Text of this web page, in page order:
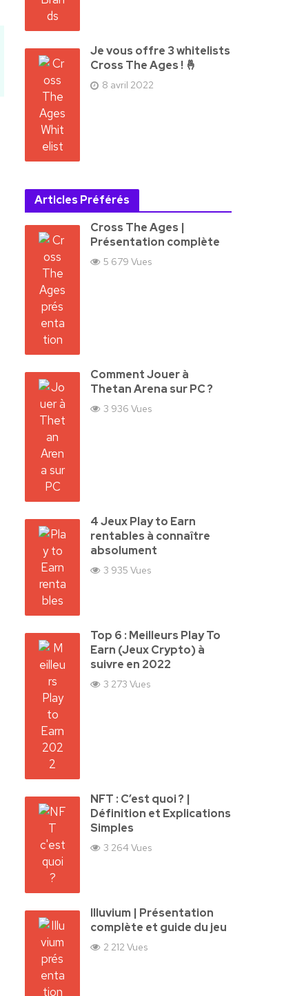
Je vous offre 3 whitelists
Cross The Ages ! 🤞
8 avril 2022
Articles Préférés
Cross The Ages |
Présentation complète
5 679 Vues
Comment Jouer à
Thetan Arena sur PC ?
3 936 Vues
4 Jeux Play to Earn
rentables à connaître
absolument
3 935 Vues
Top 6 : Meilleurs Play To
Earn (Jeux Crypto) à
suivre en 2022
3 273 Vues
NFT : C’est quoi ? |
Définition et Explications
Simples
3 264 Vues
Illuvium | Présentation
complète et guide du jeu
2 212 Vues